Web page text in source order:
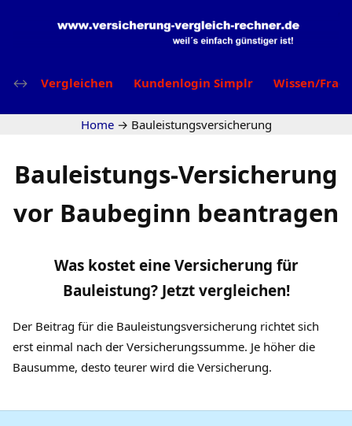
Vergleichen Kundenlogin Simplr Wissen/
Home → Bauleistungsversicherung
Bauleistungs-Versicherung
vor Baubeginn beantragen
Was kostet eine Versicherung für
Bauleistung? Jetzt vergleichen!
Der Beitrag für die Bauleistungsversicherung richtet sich
erst einmal nach der Versicherungssumme. Je höher die
Bausumme, desto teurer wird die Versicherung.